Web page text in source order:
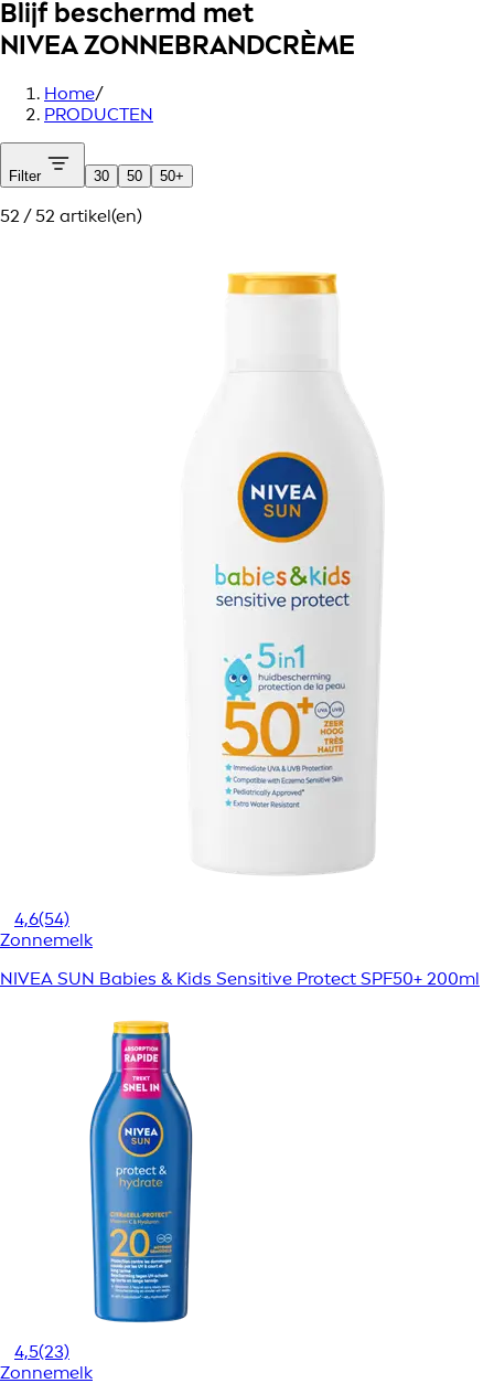
Blijf beschermd met
NIVEA ZONNEBRANDCRÈME
Home/
PRODUCTEN
Filter 30 50 50+
52 / 52 artikel(en)
4,6(54)
Zonnemelk
NIVEA SUN Babies & Kids Sensitive Protect SPF50+ 200ml
4,5(23)
Zonnemelk